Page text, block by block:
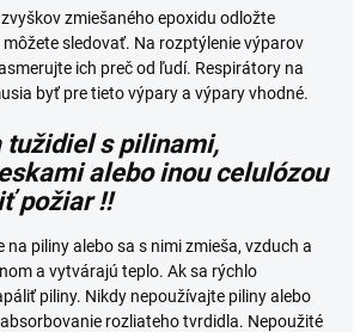
zmiešaného epoxidu odložte
sledovať. Na rozptýlenie výparov
ich preč od ľudí. Respirátory na
byť pre tieto výpary a výpary vhodné.
tužidiel s pilinami,
alebo inou celulózou
požiar !!
na piliny alebo sa s nimi zmieša, vzduch a
a vytvárajú teplo. Ak sa rýchlo
piliny. Nikdy nepoužívajte piliny alebo
rozliateho tvrdidla. Nepoužité